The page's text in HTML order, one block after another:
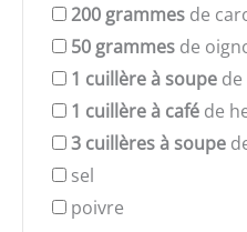
200 grammes de
50 grammes de
1 cuillère à soupe
1 cuillère à café de
3 cuillères à soupe
sel
poivre